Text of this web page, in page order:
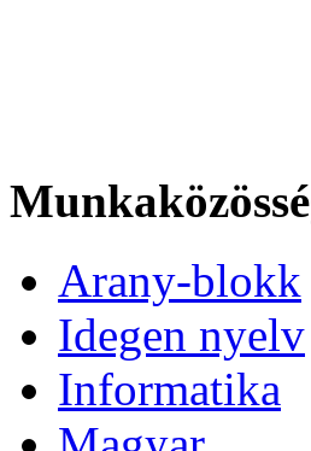
Arany-blokk
Idegen nyelv
Informatika